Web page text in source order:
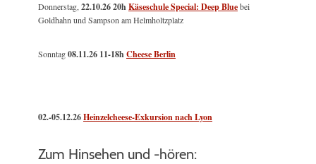
Donnerstag,22.10.26 20hKäseschule Special: Deep Bluebei
Goldhahn und Sampson am Helmholtzplatz
Sonntag08.11.26 11-18hCheese Berlin
02.-05.12.26Heinzelcheese-Exkursion nach Lyon
Zum Hinsehen und -hören: